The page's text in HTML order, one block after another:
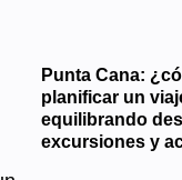
Punta Cana:
planificar un
equilibrando
excursiones y